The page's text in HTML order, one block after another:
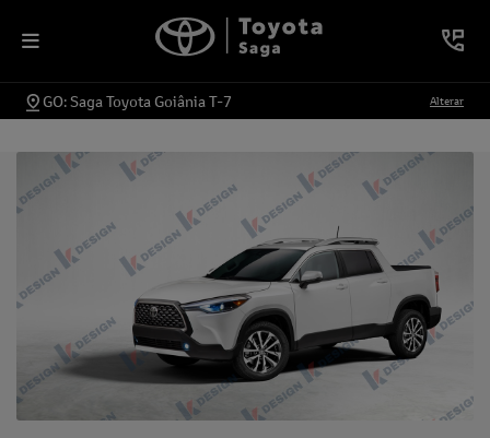
GO: Saga Toyota Goiânia T-7 Alterar